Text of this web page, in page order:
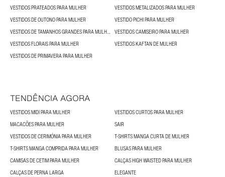
VESTIDOS PRATEADOS PARA MULHER
VESTIDOS METALIZADOS PARA MULHER
VESTIDOS DE OUTONO PARA MULHER
VESTIDO PICHI PARA MULHER
VESTIDOS DE TAMANHOS GRANDES PARA MULHER VESTIDOS CAMISEIRO PARA MULHER
VESTIDOS FLORAIS PARA MULHER
VESTIDOS KAFTAN DE MULHER
VESTIDOS DE PRIMAVERA PARA MULHER
TENDÊNCIA AGORA
VESTIDOS MIDI PARA MULHER
VESTIDOS CURTOS PARA MULHER
MACACÕES PARA MULHER
SAIR
VESTIDOS DE CERIMÓNIA PARA MULHER
T-SHIRTS MANGA CURTA DE MULHER
T-SHIRTS MANGA COMPRIDA PARA MULHER
BLUSAS PARA MULHER
CAMISAS DE CETIM PARA MULHER
CALÇAS HIGH WAISTED PARA MULHER
CALÇAS DE PERNA LARGA
ELEGANTE